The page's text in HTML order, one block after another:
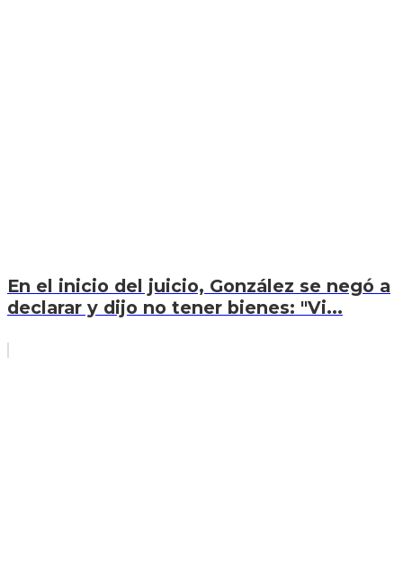
En el inicio del juicio, González se negó a
declarar y dijo no tener bienes: "Vi...